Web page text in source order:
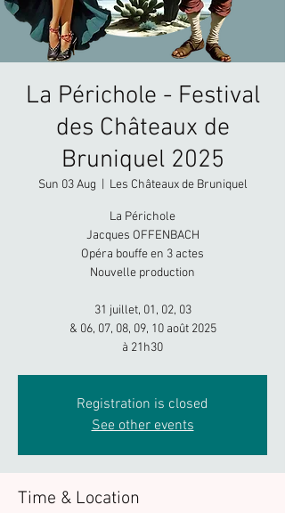
La Périchole - Festival
des Châteaux de
Bruniquel 2025
Sun 03 Aug Les Châteaux de Bruniquel
La Périchole
Jacques OFFENBACH​
Opéra bouffe en 3 actes
Nouvelle production
31 juillet, 01, 02, 03
& 06, 07, 08, 09, 10 août 2025
à 21h30
Registration is closed
See other events
Time & Location